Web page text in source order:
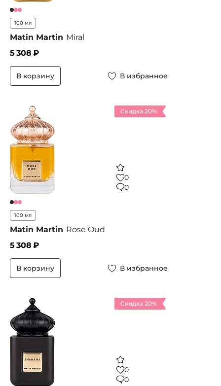
100 мл
Matin Martin Miral
5 308 ₽
В корзину В избранное
Скидка 20%
0
0
100 мл
Matin Martin Rose Oud
5 308 ₽
В корзину В избранное
Скидка 20%
0
0